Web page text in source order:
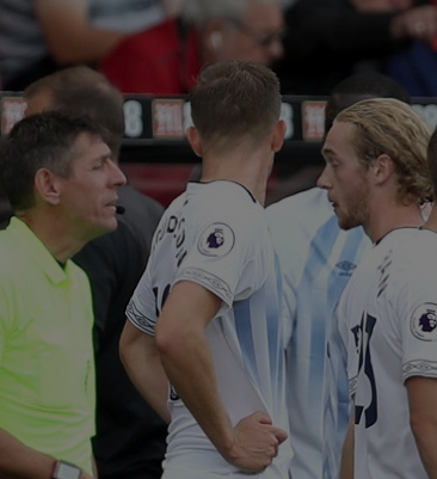
19:43
A semnat la o zi după
ce a jucat în KuPS - Universitatea Craiova
VIDEO
Victorie clară a Gloriei
Bistrița la Slobozia. Programul complet
al etapei a...